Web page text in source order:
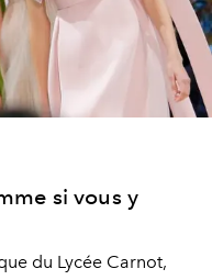
si vous y
du Lycée Carnot,